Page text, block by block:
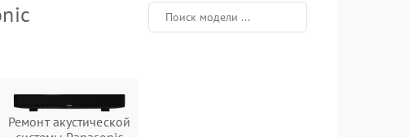
Ремонт акустической